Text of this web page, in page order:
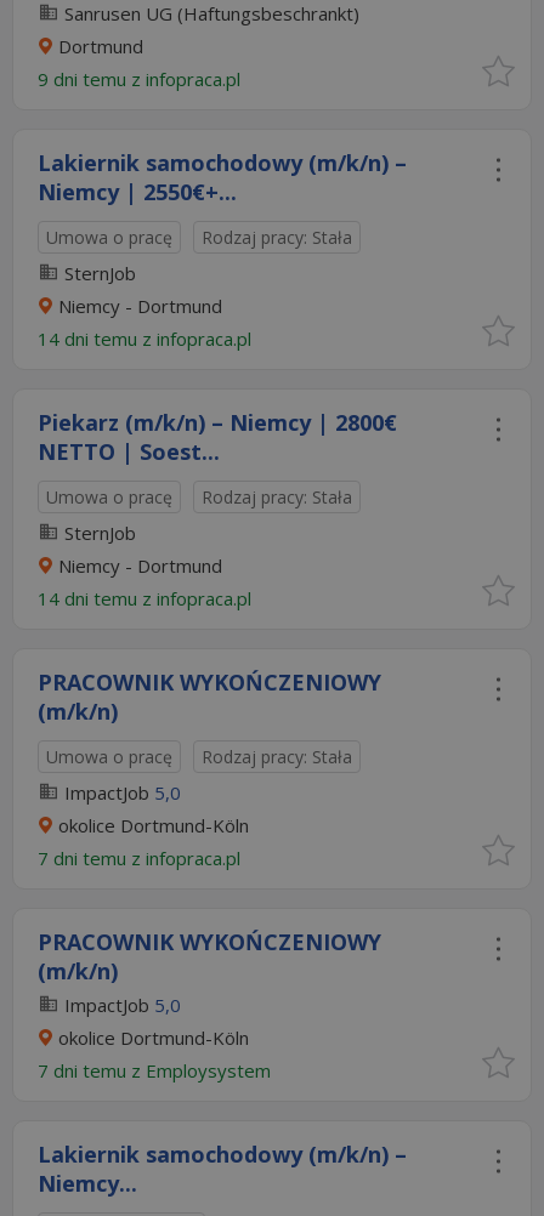
Sanrusen UG (Haftungsbeschrankt)
Dortmund
9 dni temu z infopraca.pl
Lakiernik samochodowy (m/k/n) –
Niemcy | 2550€+...
Umowa o pracę Rodzaj pracy: Stała
SternJob
Niemcy - Dortmund
14 dni temu z infopraca.pl
Piekarz (m/k/n) – Niemcy | 2800€
NETTO | Soest...
Umowa o pracę Rodzaj pracy: Stała
SternJob
Niemcy - Dortmund
14 dni temu z infopraca.pl
PRACOWNIK WYKOŃCZENIOWY
(m/k/n)
Umowa o pracę Rodzaj pracy: Stała
ImpactJob 5,0
okolice Dortmund-Köln
7 dni temu z infopraca.pl
PRACOWNIK WYKOŃCZENIOWY
(m/k/n)
ImpactJob 5,0
okolice Dortmund-Köln
7 dni temu z Employsystem
Lakiernik samochodowy (m/k/n) –
Niemcy...